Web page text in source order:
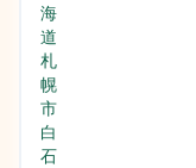
海
道
札
幌
市
白
石